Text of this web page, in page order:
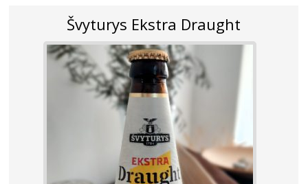
Švyturys Ekstra Draught